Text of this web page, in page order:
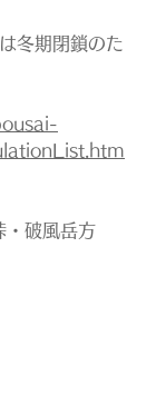
冬期閉鎖のた
・破風岳方